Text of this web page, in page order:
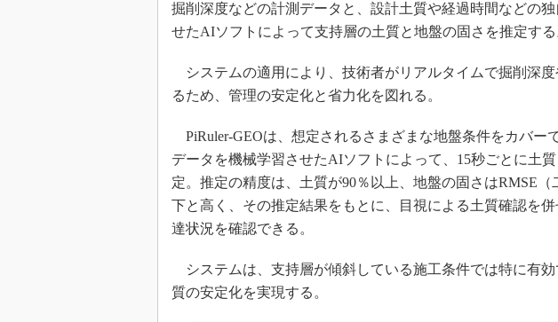
掘削深度などの計測データと、設計土質や経過時間などの
せたAIソフトによって支持層の土質と地盤の固さを推定する
システムの適用により、技術者がリアルタイムで掘削深
るため、管理の安定化と省力化を図れる。
PiRuler-GEOは、想定されるさまざまな地盤条件をカバー
データを機械学習させたAIソフトによって、15秒ごとに土
定。推定の精度は、土質が90％以上、地盤の固さはRMSE（
下と高く、その推定結果をもとに、目視による土質確認を
達状況を確認できる。
システムは、支持層が傾斜している施工条件では特に有
質の安定化を実現する。